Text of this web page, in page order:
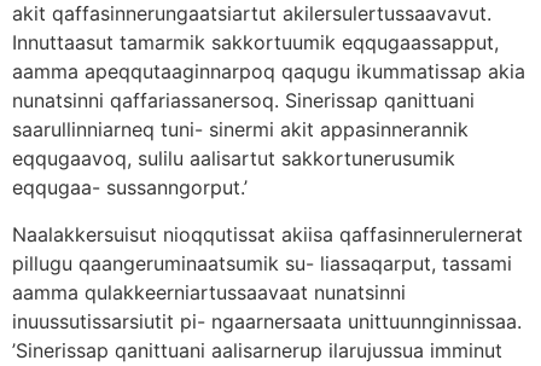
akit qaffasinnerungaatsiartut akilersulertussaavavut.
Innuttaasut tamarmik sakkortuumik eqqugaassapput,
aamma apeqqutaaginnarpoq qaqugu ikummatissap akia
nunatsinni qaffariassanersoq. Sinerissap qanittuani
saarullinniarneq tuni- sinermi akit appasinnerannik
eqqugaavoq, sulilu aalisartut sakkortunerusumik
eqqugaa- sussanngorput.’
Naalakkersuisut nioqqutissat akiisa qaffasinnerulernerat
pillugu qaangeruminaatsumik su- liassaqarput, tassami
aamma qulakkeerniartussaavaat nunatsinni
inuussutissarsiutit pi- ngaarnersaata unittuunnginnissaa.
’Sinerissap qanittuani aalisarnerup ilarujussua imminut